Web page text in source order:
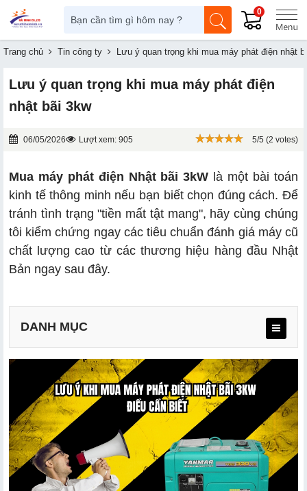
0
Trang chủ Tin công ty Lưu ý quan trọng khi mua máy phát điện nhật
Lưu ý quan trọng khi mua máy phát điện
nhật bãi 3kw
06/05/2026 Lượt xem: 905 5/5 (2 votes)
Mua máy phát điện Nhật bãi 3kW là một bài toán
kinh tế thông minh nếu bạn biết chọn đúng cách. Để
tránh tình trạng "tiền mất tật mang", hãy cùng chúng
tôi kiểm chứng ngay các tiêu chuẩn đánh giá máy cũ
chất lượng cao từ các thương hiệu hàng đầu Nhật
Bản ngay sau đây.
DANH MỤC
2.1 Tránh rủi ro và đảm bảo hiệu suất
2.2 Tiết kiệm chi phí và đảm bảo an toàn
3.1 Kiểm tra nguồn gốc và xuất xứ